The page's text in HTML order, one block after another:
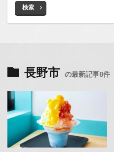
検索
長野市 の最新記事8件